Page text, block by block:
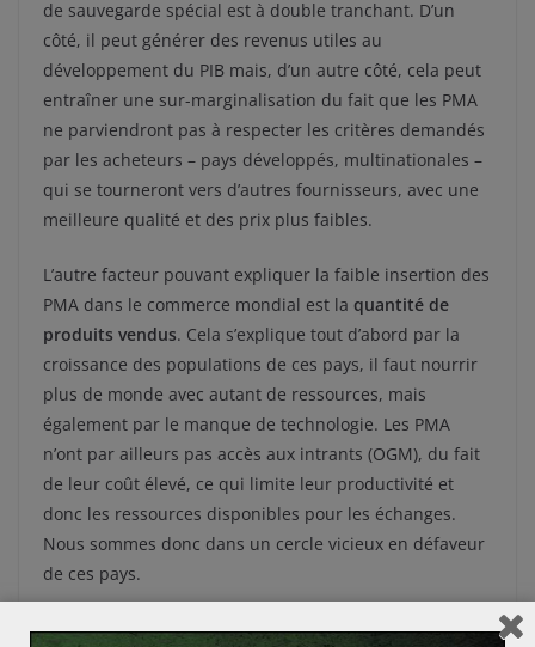
de sauvegarde spécial est à double tranchant. D’un
côté, il peut générer des revenus utiles au
développement du PIB mais, d’un autre côté, cela peut
entraîner une sur-marginalisation du fait que les PMA
ne parviendront pas à respecter les critères demandés
par les acheteurs – pays développés, multinationales –
qui se tourneront vers d’autres fournisseurs, avec une
meilleure qualité et des prix plus faibles.
L’autre facteur pouvant expliquer la faible insertion des
PMA dans le commerce mondial est la quantité de
produits vendus. Cela s’explique tout d’abord par la
croissance des populations de ces pays, il faut nourrir
plus de monde avec autant de ressources, mais
également par le manque de technologie. Les PMA
n’ont par ailleurs pas accès aux intrants (OGM), du fait
de leur coût élevé, ce qui limite leur productivité et
donc les ressources disponibles pour les échanges.
Nous sommes donc dans un cercle vicieux en défaveur
de ces pays.